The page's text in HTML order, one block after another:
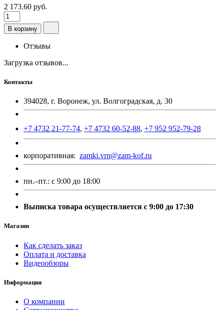
2 173.60 руб.
В корзину
Отзывы
Загрузка отзывов...
Контакты
394028, г. Воронеж, ул. Волгоградская, д. 30
+7 4732 21-77-74, +7 4732 60-52-88, +7 952 952-79-28
корпоративная: zamki.vrn@zam-kof.ru
пн.–пт.: с 9:00 до 18:00
Выписка товара осуществляется с 9:00 до 17:30
Магазин
Как сделать заказ
Оплата и доставка
Видеообзоры
Информация
О компании